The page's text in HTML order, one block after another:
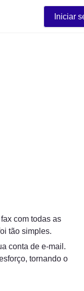
Iniciar
com todas as
tão simples.
conta de e-mail.
tornando o